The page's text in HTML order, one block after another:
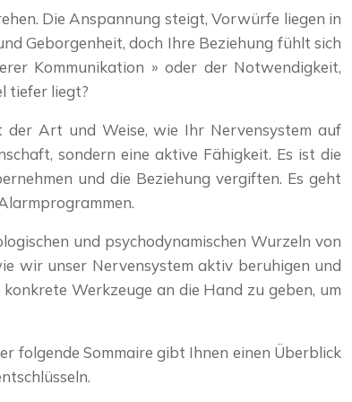
Die Anspannung steigt, Vorwürfe liegen in
Geborgenheit, doch Ihre Beziehung fühlt sich
Kommunikation » oder der Notwendigkeit,
tiefer liegt?
Art und Weise, wie Ihr Nervensystem auf
sondern eine aktive Fähigkeit. Es ist die
und die Beziehung vergiften. Es geht
und psychodynamischen Wurzeln von
wir unser Nervensystem aktiv beruhigen und
Werkzeuge an die Hand zu geben, um
folgende Sommaire gibt Ihnen einen Überblick